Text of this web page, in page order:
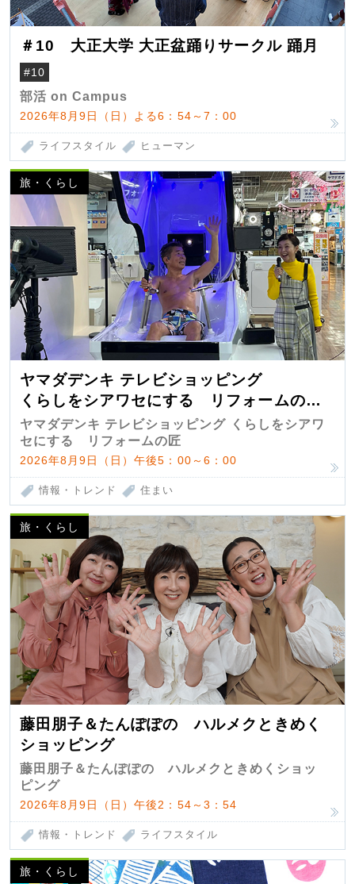
＃10 大正大学 大正盆踊りサークル 踊月
#10
部活 on Campus
2026年8月9日（日）よる6：54～7：00
ライフスタイル ヒューマン
旅・くらし
ヤマダデンキ テレビショッピング
くらしをシアワセにする リフォームの
匠 第7弾
ヤマダデンキ テレビショッピング くらしをシアワ
セにする リフォームの匠
2026年8月9日（日）午後5：00～6：00
情報・トレンド 住まい
旅・くらし
藤田朋子＆たんぽぽの ハルメクときめく
ショッピング
藤田朋子＆たんぽぽの ハルメクときめくショッ
ピング
2026年8月9日（日）午後2：54～3：54
情報・トレンド ライフスタイル
旅・くらし